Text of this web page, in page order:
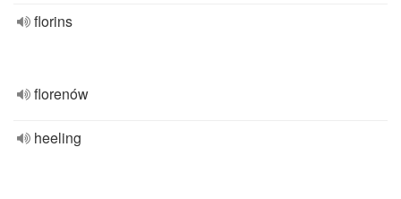
florins
florenów
heeling